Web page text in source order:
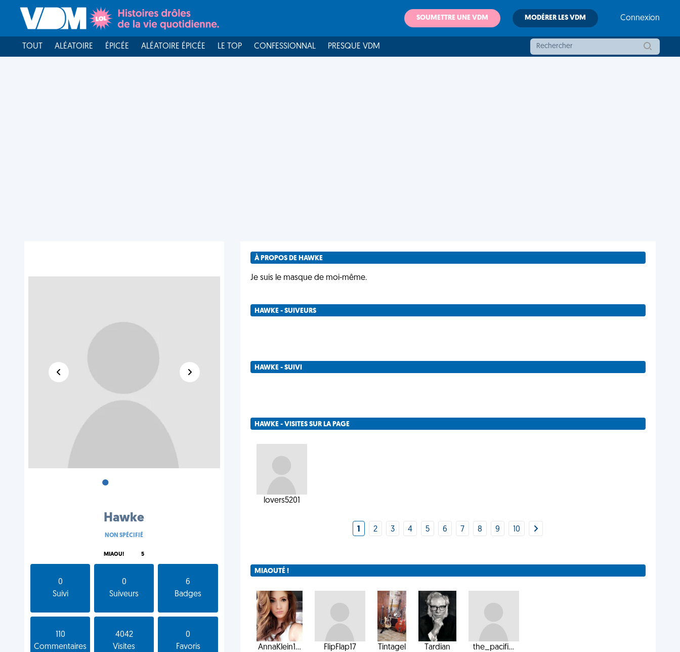
SOUMETTRE UNE VDM MODÉRER LES VDM Connexion
TOUT ALÉATOIRE ÉPICÉE ALÉATOIRE ÉPICÉE LE TOP CONFESSIONNAL PRESQUE VDM
•
Hawke
NON SPÉCIFIÉ
MIAOU! 5
0
Suivi
0
Suiveurs
6
Badges
110
Commentaires
4042
Visites
0
Favoris
À PROPOS DE HAWKE
Je suis le masque de moi-même.
HAWKE - SUIVEURS
HAWKE - SUIVI
HAWKE - VISITES SUR LA PAGE
lovers5201
1 2 3 4 5 6 7 8 9 10
MIAOUTÉ !
AnnaKlein1... FlipFlap17 Tintagel Tardian the_pacifi...